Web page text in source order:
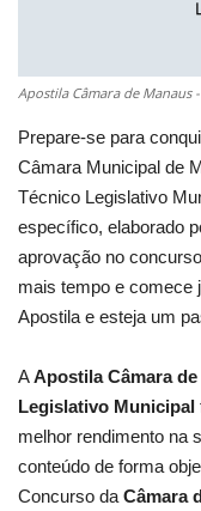
Apostila Câmara de Manaus
Prepare-se para
Câmara Municipal de
Técnico Legislativo
específico, elaborado
aprovação no
mais tempo e comece
Apostila e esteja um
AApostila Câmara
Legislativo Municipal
melhor rendimento na
conteúdo de forma
Concurso da Câmara